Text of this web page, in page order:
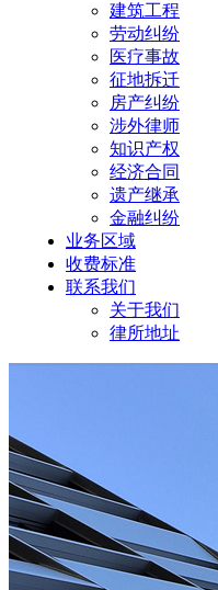
建筑工程
劳动纠纷
医疗事故
征地拆迁
房产纠纷
涉外律师
知识产权
经济合同
遗产继承
金融纠纷
业务区域
收费标准
联系我们
关于我们
律所地址